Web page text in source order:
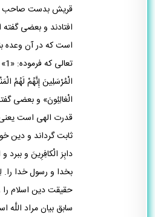
قريش بدست صاحب
افتادند و بعضى گفته‏
است كه در آن
الْمُرْسَلِينَ إِنَّهُمْ لَهُمُ
الْغالِبُونَ» و بعضى
قدرت الهى است
ثابت گرداند و دين
دابِرَ الْكافِرِينَ و ببرد
بخدا و رسول خدا را.
حقيقت دين اسلام
سابق بيان مراد اللَّه